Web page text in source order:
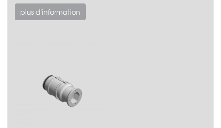
plus d'information